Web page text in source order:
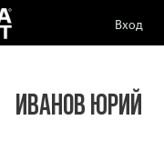
Вход
ИВАНОВ ЮРИЙ